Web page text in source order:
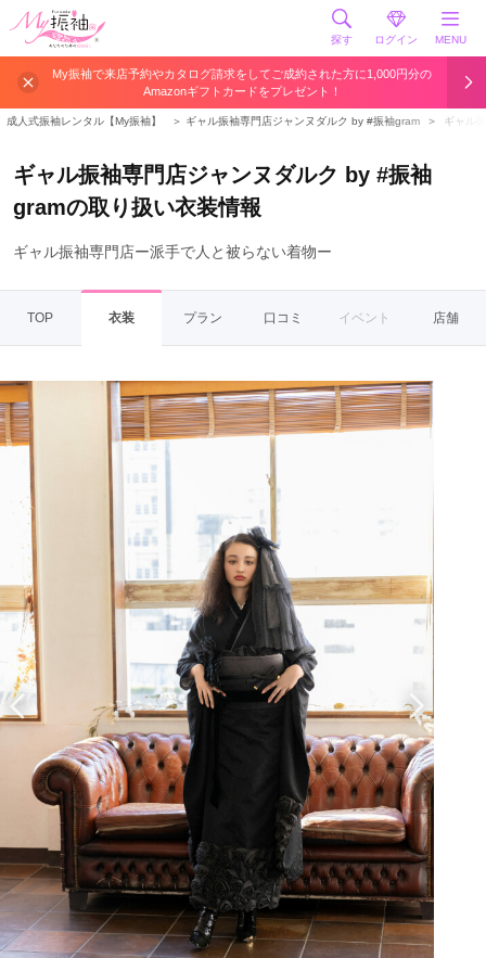
探す ログイン MENU
My振袖で来店予約やカタログ請求をしてご成約された方に1,000円分の
Amazonギフトカードをプレゼント！
成人式振袖レンタル【My振袖】 ＞ ギャル振袖専門店ジャンヌダルク by #振袖gram ＞ ギャル
ギャル振袖専門店ジャンヌダルク by #振袖
gramの取り扱い衣装情報
ギャル振袖専門店ー派手で人と被らない着物ー
TOP 衣装 プラン 口コミ イベント 店舗